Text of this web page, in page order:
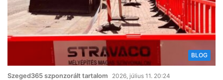
BLOG
Szeged365 szponzorált tartalom 2026, július 11. 20:24